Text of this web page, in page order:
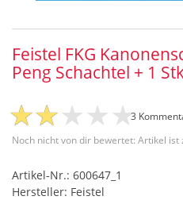
Feistel FKG
Peng Schachtel + 1
Noch nicht von dir bewertet: Artikel ist
3
Artikel-Nr.: 600647_1
Hersteller: Feistel